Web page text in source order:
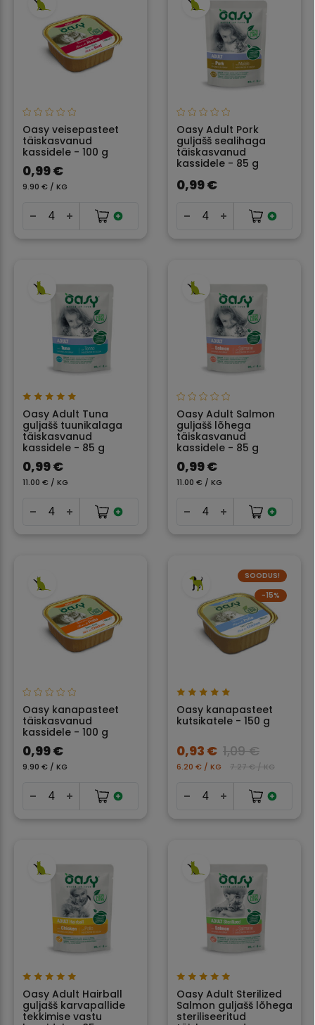
Oasy veisepasteet
täiskasvanud
kassidele - 100 g
0,99 €
9.90 € / KG
Oasy Adult Pork
guljašš sealihaga
täiskasvanud
kassidele - 85 g
0,99 €
Oasy Adult Tuna
guljašš tuunikalaga
täiskasvanud
kassidele - 85 g
0,99 €
11.00 € / KG
Oasy Adult Salmon
guljašš lõhega
täiskasvanud
kassidele - 85 g
0,99 €
11.00 € / KG
Oasy kanapasteet
täiskasvanud
kassidele - 100 g
0,99 €
9.90 € / KG
SOODUS!
−15%
Oasy kanapasteet
kutsikatele - 150 g
0,93 € 1,09 €
6.20 € / KG 7.27 € / KG
Oasy Adult Hairball
guljašš karvapallide
tekkimise vastu
Oasy Adult Sterilized
Salmon guljašš lõhega
steriliseeritud